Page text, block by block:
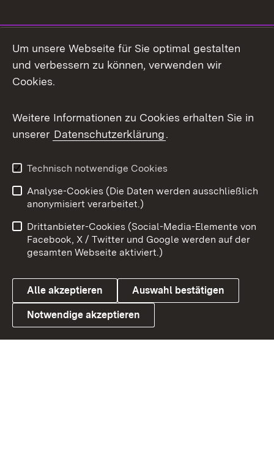
Facebook
X / Twitter
Youtube
Link zum Landesportal
Impressum
Kontakt
Barrierefreiheit
Datenschutz
Cookies
Um unsere Webseite für Sie optimal gestalten
und verbessern zu können, verwenden wir
Cookies.
Weitere Informationen zu Cookies erhalten Sie in
unserer Datenschutzerklärung.
Technisch notwendige Cookies
Analyse-Cookies (Die Daten werden ausschließlich
anonymisiert verarbeitet.)
Drittanbieter-Cookies (Social-Media-Elemente von
Facebook, X / Twitter und Google werden auf der
gesamten Webseite aktiviert.)
Alle akzeptieren Auswahl bestätigen
Notwendige akzeptieren